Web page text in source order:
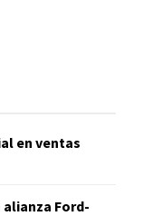
en ventas
Ford-